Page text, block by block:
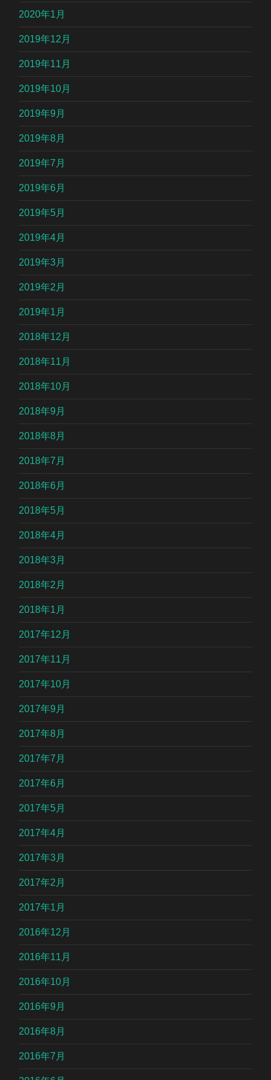
2020年1月
2019年12月
2019年11月
2019年10月
2019年9月
2019年8月
2019年7月
2019年6月
2019年5月
2019年4月
2019年3月
2019年2月
2019年1月
2018年12月
2018年11月
2018年10月
2018年9月
2018年8月
2018年7月
2018年6月
2018年5月
2018年4月
2018年3月
2018年2月
2018年1月
2017年12月
2017年11月
2017年10月
2017年9月
2017年8月
2017年7月
2017年6月
2017年5月
2017年4月
2017年3月
2017年2月
2017年1月
2016年12月
2016年11月
2016年10月
2016年9月
2016年8月
2016年7月